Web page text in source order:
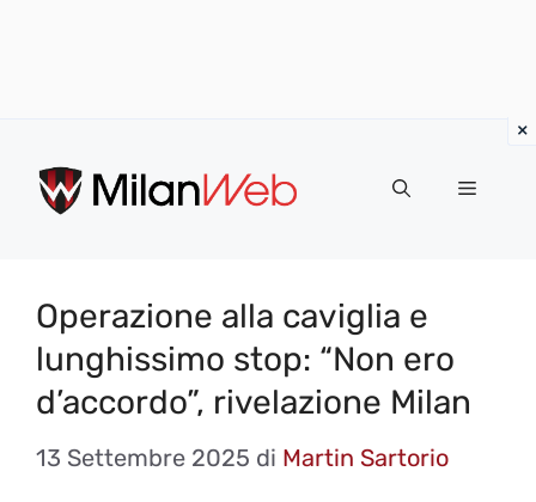
contenuto
MENU
Operazione alla caviglia e
lunghissimo stop: “Non ero
d’accordo”, rivelazione Milan
13 Settembre 2025 di Martin Sartorio